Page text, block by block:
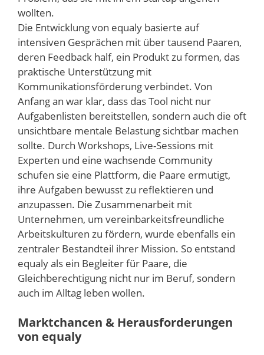
wollten.
Die Entwicklung von equaly basierte auf
intensiven Gesprächen mit über tausend Paaren,
deren Feedback half, ein Produkt zu formen, das
praktische Unterstützung mit
Kommunikationsförderung verbindet. Von
Anfang an war klar, dass das Tool nicht nur
Aufgabenlisten bereitstellen, sondern auch die oft
unsichtbare mentale Belastung sichtbar machen
sollte. Durch Workshops, Live-Sessions mit
Experten und eine wachsende Community
schufen sie eine Plattform, die Paare ermutigt,
ihre Aufgaben bewusst zu reflektieren und
anzupassen. Die Zusammenarbeit mit
Unternehmen, um vereinbarkeitsfreundliche
Arbeitskulturen zu fördern, wurde ebenfalls ein
zentraler Bestandteil ihrer Mission. So entstand
equaly als ein Begleiter für Paare, die
Gleichberechtigung nicht nur im Beruf, sondern
auch im Alltag leben wollen.
Marktchancen & Herausforderungen
von equaly